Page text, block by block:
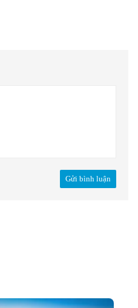
Gửi bình luận